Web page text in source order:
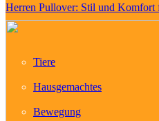
Herren Pullover: Stil und Komfort
Tiere
Hausgemachtes
Bewegung